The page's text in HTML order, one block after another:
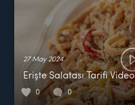
27 May 2024
Erişte Salatası Tarifi Video
0 0